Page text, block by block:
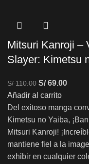
Mitsuri Kanroji –
Slayer: Kimetsu
S/110.00 S/69.00
Añadir al carrito
Del exitoso manga
Kimetsu no Yaiba,
Mitsuri Kanroji!
mantiene fiel a la
exhibir en cualquier